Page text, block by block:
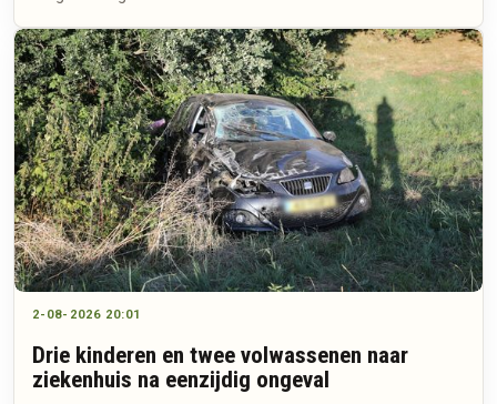
2-08-2026 20:01
Drie kinderen en twee volwassenen naar
ziekenhuis na eenzijdig ongeval